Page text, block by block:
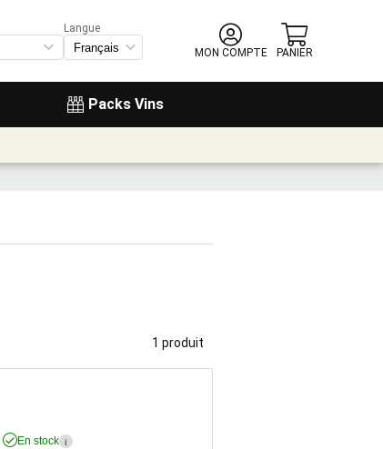
Packs Vins
Langue
MON COMPTE
PANIER
1 produit
En stock i